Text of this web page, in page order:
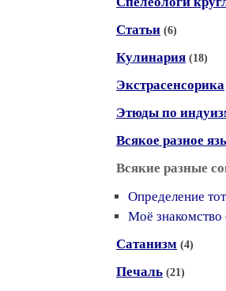
Статьи (6)
Кулинария (18)
Экстрасенсорика
Этюды по
Всякое разное
Всякие разные
Определение
Моё
Сатанизм (4)
Печаль (21)